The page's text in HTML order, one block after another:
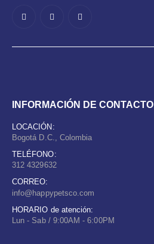
INFORMACIÓN DE CONTACTO
LOCACIÓN:
Bogotá D.C., Colombia
TELÉFONO:
312 4329632
CORREO:
info@happypetsco.com
HORARIO de atención:
Lun - Sab / 9:00AM - 6:00PM